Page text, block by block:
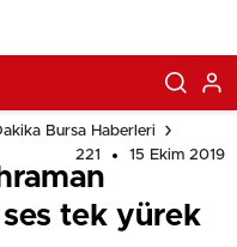
Bursa Haberleri
221
15 Ekim 2019
tek yürek